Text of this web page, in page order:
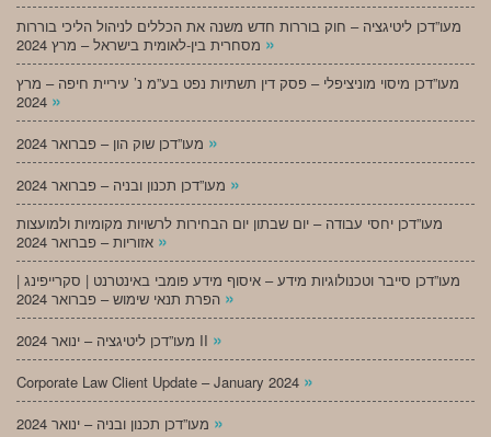
מעו”דכן ליטיגציה – חוק בוררות חדש משנה את הכללים לניהול הליכי בוררות
»
מעו”דכן מיסוי מוניציפלי – פסק דין תשתיות נפט בע”מ נ’ עיריית חיפה – מרץ
»
»
»
מעו”דכן יחסי עבודה – יום שבתון יום הבחירות לרשויות מקומיות ולמועצות
»
מעו”דכן סייבר וטכנולוגיות מידע – איסוף מידע פומבי באינטרנט | סקרייפינג |
»
מעו”דכן ליטיגציה – ינואר 2024 II »
Corporate Law Client Update – January 2024 »
»